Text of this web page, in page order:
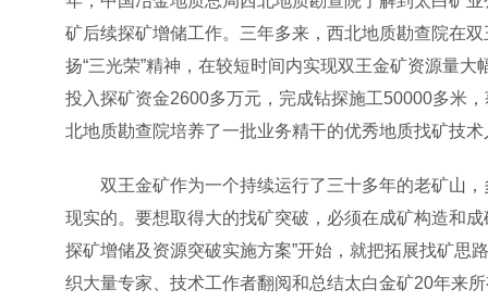
矿后续探矿增储工作。三年多来，西北地质勘查院在
扬“三光荣”精神，在较短时间内实现双王金矿资源量
投入探矿资金2600多万元，完成钻探施工50000多米
北地质勘查院培养了一批业务精干的优秀地质找矿技术
双王金矿作为一个持续运行了三十多年的老矿山
现实的。要想取得大的找矿突破，必须在成矿构造和
探矿增储及资源突破实施方案”开始，就把拓展找矿思
织大量专家、技术工作者翻阅和总结太白金矿20年来